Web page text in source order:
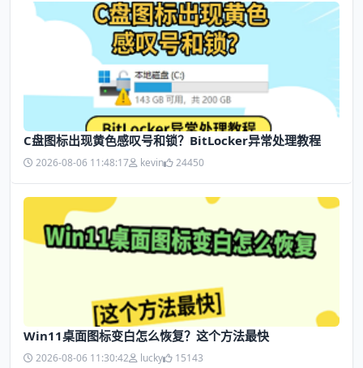
C盘图标出现黄色感叹号和锁？BitLocker异常处理教程
2026-08-06 11:48:17 kevin 24450
Win11桌面图标变白怎么恢复？这个方法最快
2026-08-06 11:30:42 lucky 15143